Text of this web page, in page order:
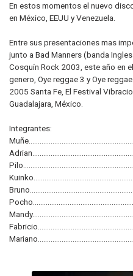
En estos momentos el nuevo
en México, EEUU y Venezuela.
Entre sus presentaciones mas
junto a Bad Manners (banda
Cosquín Rock 2003, este año en
genero, Oye reggae 3 y Oye
2005 Santa Fe, El Festival
Guadalajara, México.
Integrantes: